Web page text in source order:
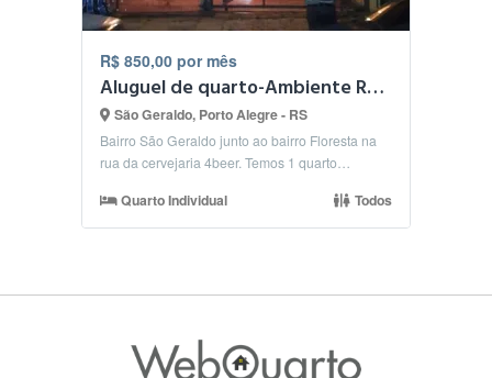
R$ 850,00 por mês
Aluguel de quarto-Ambiente Realmente Familiar
São Geraldo, Porto Alegre - RS
Bairro São Geraldo junto ao bairro Floresta na
rua da cervejaria 4beer. Temos 1 quarto
Quarto Individual Todos